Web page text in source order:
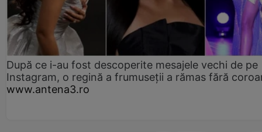
După ce i-au fost descoperite mesajele vechi de pe
Instagram, o regină a frumuseții a rămas fără
www.antena3.ro